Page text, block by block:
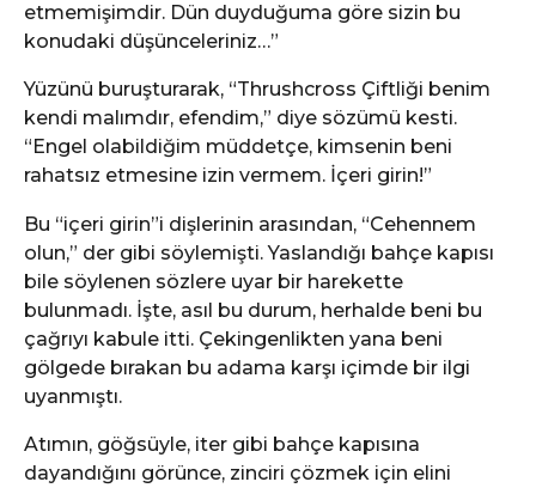
etmemişimdir. Dün duyduğuma göre sizin bu
konudaki düşünceleriniz…”
Yüzünü buruşturarak, “Thrushcross Çiftliği benim
kendi malımdır, efendim,” diye sözümü kesti.
“Engel olabildiğim müddetçe, kimsenin beni
rahatsız etmesine izin vermem. İçeri girin!”
Bu “içeri girin”i dişlerinin arasından, “Cehennem
olun,” der gibi söylemişti. Yaslandığı bahçe kapısı
bile söylenen sözlere uyar bir harekette
bulunmadı. İşte, asıl bu durum, herhalde beni bu
çağrıyı kabule itti. Çekingenlikten yana beni
gölgede bırakan bu adama karşı içimde bir ilgi
uyanmıştı.
Atımın, göğsüyle, iter gibi bahçe kapısına
dayandığını görünce, zinciri çözmek için elini